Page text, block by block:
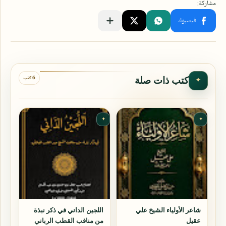
✦ كتب ذات صلة 6 كتب
✦
شاعر الأولياء الشيخ علي
عقيل
✦
اللجين الداني في ذكر نبذة
من مناقب القطب الرباني